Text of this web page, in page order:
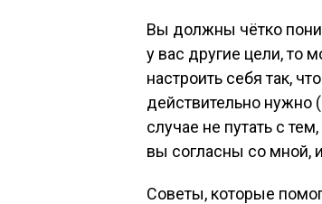
Вы должны чётко
у вас другие цели, то
настроить себя так,
действительно нужно
случае не путать с
вы согласны со мной,
Советы, которые